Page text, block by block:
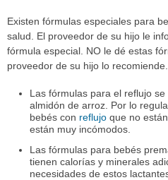
Existen fórmulas especiales para
salud. El proveedor de su hijo le
fórmula especial. NO le dé estas
proveedor de su hijo lo recomiende.
Las fórmulas para el reflujo
almidón de arroz. Por lo
bebés con reflujo que no
están muy incómodos.
Las fórmulas para bebés
tienen calorías y minerales
necesidades de estos